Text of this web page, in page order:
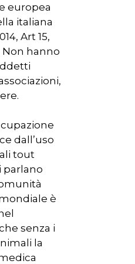
europea
italiana
Art 15,
Non hanno
dall’uso
tout
parlano
è
senza i
la